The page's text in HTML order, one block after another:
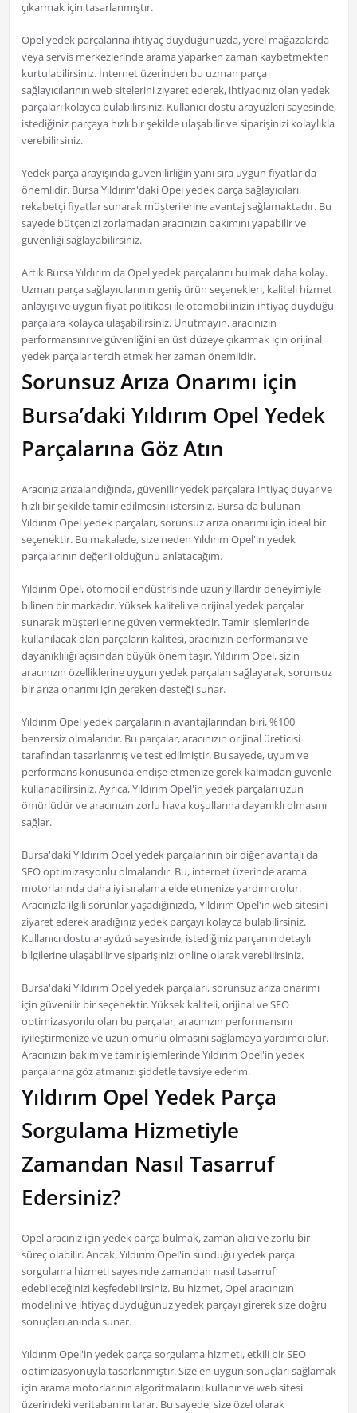
çıkarmak için tasarlanmıştır.
Opel yedek parçalarına ihtiyaç duyduğunuzda, yerel mağazalarda
veya servis merkezlerinde arama yaparken zaman kaybetmekten
kurtulabilirsiniz. İnternet üzerinden bu uzman parça
sağlayıcılarının web sitelerini ziyaret ederek, ihtiyacınız olan yedek
parçaları kolayca bulabilirsiniz. Kullanıcı dostu arayüzleri sayesinde,
istediğiniz parçaya hızlı bir şekilde ulaşabilir ve siparişinizi kolaylıkla
verebilirsiniz.
Yedek parça arayışında güvenilirliğin yanı sıra uygun fiyatlar da
önemlidir. Bursa Yıldırım'daki Opel yedek parça sağlayıcıları,
rekabetçi fiyatlar sunarak müşterilerine avantaj sağlamaktadır. Bu
sayede bütçenizi zorlamadan aracınızın bakımını yapabilir ve
güvenliği sağlayabilirsiniz.
Artık Bursa Yıldırım'da Opel yedek parçalarını bulmak daha kolay.
Uzman parça sağlayıcılarının geniş ürün seçenekleri, kaliteli hizmet
anlayışı ve uygun fiyat politikası ile otomobilinizin ihtiyaç duyduğu
parçalara kolayca ulaşabilirsiniz. Unutmayın, aracınızın
performansını ve güvenliğini en üst düzeye çıkarmak için orijinal
yedek parçalar tercih etmek her zaman önemlidir.
Sorunsuz Arıza Onarımı için
Bursa’daki Yıldırım Opel Yedek
Parçalarına Göz Atın
Aracınız arızalandığında, güvenilir yedek parçalara ihtiyaç duyar ve
hızlı bir şekilde tamir edilmesini istersiniz. Bursa'da bulunan
Yıldırım Opel yedek parçaları, sorunsuz arıza onarımı için ideal bir
seçenektir. Bu makalede, size neden Yıldırım Opel'in yedek
parçalarının değerli olduğunu anlatacağım.
Yıldırım Opel, otomobil endüstrisinde uzun yıllardır deneyimiyle
bilinen bir markadır. Yüksek kaliteli ve orijinal yedek parçalar
sunarak müşterilerine güven vermektedir. Tamir işlemlerinde
kullanılacak olan parçaların kalitesi, aracınızın performansı ve
dayanıklılığı açısından büyük önem taşır. Yıldırım Opel, sizin
aracınızın özelliklerine uygun yedek parçaları sağlayarak, sorunsuz
bir arıza onarımı için gereken desteği sunar.
Yıldırım Opel yedek parçalarının avantajlarından biri, %100
benzersiz olmalarıdır. Bu parçalar, aracınızın orijinal üreticisi
tarafından tasarlanmış ve test edilmiştir. Bu sayede, uyum ve
performans konusunda endişe etmenize gerek kalmadan güvenle
kullanabilirsiniz. Ayrıca, Yıldırım Opel'in yedek parçaları uzun
ömürlüdür ve aracınızın zorlu hava koşullarına dayanıklı olmasını
sağlar.
Bursa'daki Yıldırım Opel yedek parçalarının bir diğer avantajı da
SEO optimizasyonlu olmalarıdır. Bu, internet üzerinde arama
motorlarında daha iyi sıralama elde etmenize yardımcı olur.
Aracınızla ilgili sorunlar yaşadığınızda, Yıldırım Opel'in web sitesini
ziyaret ederek aradığınız yedek parçayı kolayca bulabilirsiniz.
Kullanıcı dostu arayüzü sayesinde, istediğiniz parçanın detaylı
bilgilerine ulaşabilir ve siparişinizi online olarak verebilirsiniz.
Bursa'daki Yıldırım Opel yedek parçaları, sorunsuz arıza onarımı
için güvenilir bir seçenektir. Yüksek kaliteli, orijinal ve SEO
optimizasyonlu olan bu parçalar, aracınızın performansını
iyileştirmenize ve uzun ömürlü olmasını sağlamaya yardımcı olur.
Aracınızın bakım ve tamir işlemlerinde Yıldırım Opel'in yedek
parçalarına göz atmanızı şiddetle tavsiye ederim.
Yıldırım Opel Yedek Parça
Sorgulama Hizmetiyle
Zamandan Nasıl Tasarruf
Edersiniz?
Opel aracınız için yedek parça bulmak, zaman alıcı ve zorlu bir
süreç olabilir. Ancak, Yıldırım Opel'in sunduğu yedek parça
sorgulama hizmeti sayesinde zamandan nasıl tasarruf
edebileceğinizi keşfedebilirsiniz. Bu hizmet, Opel aracınızın
modelini ve ihtiyaç duyduğunuz yedek parçayı girerek size doğru
sonuçları anında sunar.
Yıldırım Opel'in yedek parça sorgulama hizmeti, etkili bir SEO
optimizasyonuyla tasarlanmıştır. Size en uygun sonuçları sağlamak
için arama motorlarının algoritmalarını kullanır ve web sitesi
üzerindeki veritabanını tarar. Bu sayede, size özel olarak